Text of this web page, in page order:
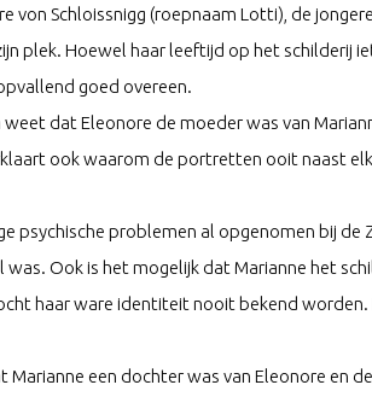
von Schloissnigg (roepnaam Lotti), de
plek. Hoewel haar leeftijd op het schilderij
goed overeen.
dat Eleonore de moeder was van
ook waarom de portretten ooit naast
psychische problemen al opgenomen bij de
Ook is het mogelijk dat Marianne het
haar ware identiteit nooit bekend worden.
een dochter was van Eleonore en